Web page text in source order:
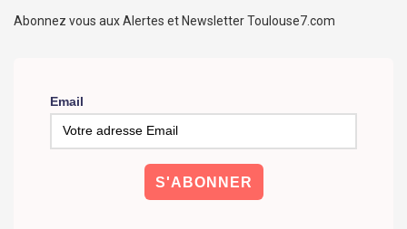
Abonnez vous aux Alertes et Newsletter Toulouse7.com
Email